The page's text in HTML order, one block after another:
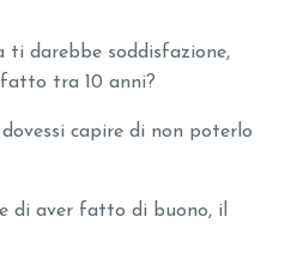
ti darebbe soddisfazione,
tra 10 anni?
capire di non poterlo
di aver fatto di buono, il